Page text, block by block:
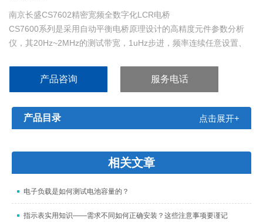
南京长盛CS7602精密宽频全数字化LCR电桥
CS7600系列是采用自动平衡电桥原理设计的高精度元件参数分析
仪，其20Hz~2MHz的测试带宽，1uHz步进，频率连续任意设置、
功能为绝大多数元器件和材料提供准确、完整的测量与分析，广泛
产品咨询 服务电话
产品目录 点击展开+
相关文章
电子负载是如何测试电池容量的？
指示表实用知识——需求不同如何正确安装？这些注意事项要谨记